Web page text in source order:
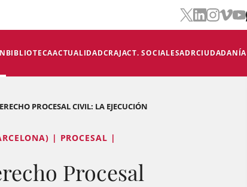
BIBLIOTECAACTUALIDADCRAJACT. SOCIALESADRCIUDADANÍA
PROCESAL CIVIL: LA EJECUCIÓN
| PROCESAL |
Procesal